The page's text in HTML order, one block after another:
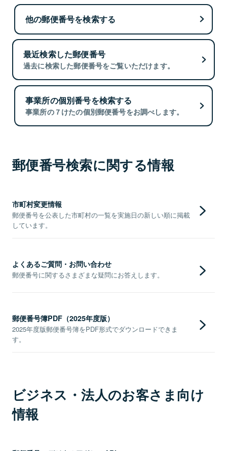
他の郵便番号を検索する
最近検索した郵便番号
過去に検索した郵便番号をご覧いただけます。
事業所の個別番号を検索する
事業所の７けたの個別郵便番号をお調べします。
郵便番号検索に関する情報
市町村変更情報
郵便番号を公表した市町村の一覧を実施日の新しい順に掲載
しています。
よくあるご質問・お問い合わせ
郵便番号に関するさまざまな疑問にお答えします。
郵便番号簿PDF（2025年度版）
2025年度版郵便番号簿をPDF形式でダウンロードできま
す。
ビジネス・法人のお客さま向け
情報